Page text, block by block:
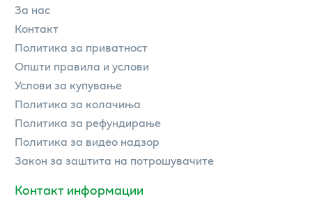
За нас
Контакт
Политика за приватност
Општи правила и услови
Услови за купување
Политика за колачиња
Политика за рефундирање
Политика за видео надзор
Закон за заштита на потрошувачите
Контакт информации